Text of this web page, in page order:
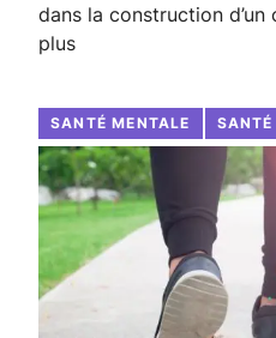
dans la construction
plus
SANTÉ MENTALE